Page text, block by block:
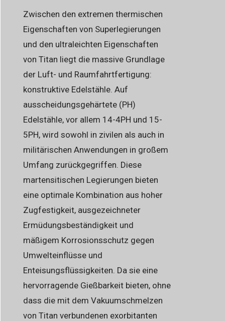
Zwischen den extremen thermischen
Eigenschaften von Superlegierungen
und den ultraleichten Eigenschaften
von Titan liegt die massive Grundlage
der Luft- und Raumfahrtfertigung:
konstruktive Edelstähle. Auf
ausscheidungsgehärtete (PH)
Edelstähle, vor allem 14-4PH und 15-
5PH, wird sowohl in zivilen als auch in
militärischen Anwendungen in großem
Umfang zurückgegriffen. Diese
martensitischen Legierungen bieten
eine optimale Kombination aus hoher
Zugfestigkeit, ausgezeichneter
Ermüdungsbeständigkeit und
mäßigem Korrosionsschutz gegen
Umwelteinflüsse und
Enteisungsflüssigkeiten. Da sie eine
hervorragende Gießbarkeit bieten, ohne
dass die mit dem Vakuumschmelzen
von Titan verbundenen exorbitanten